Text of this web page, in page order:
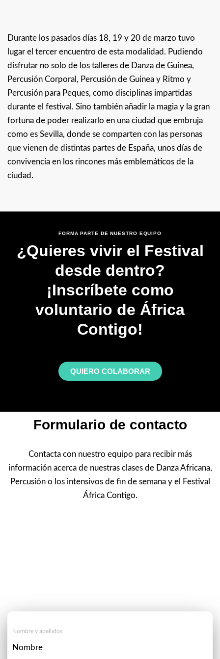
Durante los pasados días 18, 19 y 20 de marzo tuvo
lugar el tercer encuentro de esta modalidad. Pudiendo
disfrutar no solo de los talleres de Danza de Guinea,
Percusión Corporal, Percusión de Guinea y Ritmo y
Percusión para Peques, como disciplinas impartidas
durante el festival. Sino también añadir la magia y la gran
fortuna de poder realizarlo en una ciudad que embruja
como es Sevilla, donde se comparten con las personas
que vienen de distintas partes de España, unos días de
convivencia en los rincones más emblemáticos de la
ciudad.
FORMA PARTE DE NUESTRO EQUIPO
¿Quieres vivir el Festival
desde dentro?
¡Inscríbete como
voluntario de África
Contigo!
QUIERO COLABORAR
Formulario de contacto
Contacta con nuestro equipo para recibir más
información acerca de nuestras clases de Danza Africana,
Percusión o los intensivos de fin de semana y el Festival
África Contigo.
Nombre y apellidos